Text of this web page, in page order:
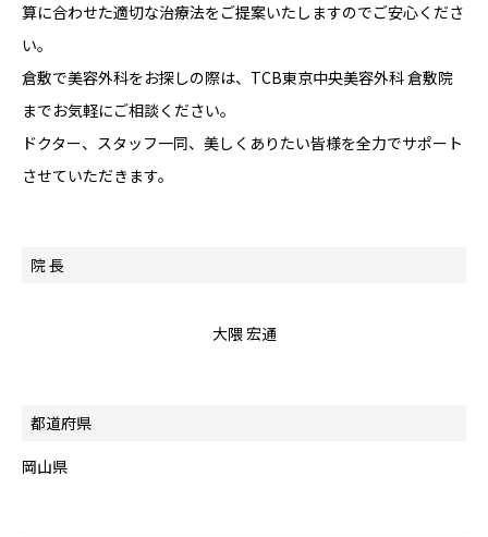
算に合わせた適切な治療法をご提案いたしますのでご安心くださ
い。
倉敷で美容外科をお探しの際は、TCB東京中央美容外科 倉敷院
までお気軽にご相談ください。
ドクター、スタッフ一同、美しくありたい皆様を全力でサポート
させていただきます。
院 長
大隈 宏通
都道府県
岡山県